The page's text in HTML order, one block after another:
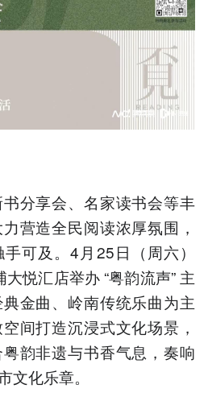
分享会、名家读书会等丰
营造全民阅读浓厚氛围，
可及。4月25日（周六）
悦汇店举办 “粤韵流声” 主
金曲、岭南传统乐曲为主
间打造沉浸式文化场景，
韵非遗与书香气息，奏响
文化乐章。